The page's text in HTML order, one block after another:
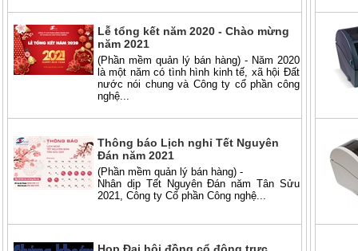
Lễ tổng kết năm 2020 - Chào mừng
năm 2021
(Phần mềm quản lý bán hàng) - Năm 2020
là một năm có tình hình kinh tế, xã hội Đất
nước nói chung và Công ty cổ phần công
nghệ...
Thông báo Lịch nghỉ Tết Nguyên
Đán năm 2021
(Phần mềm quản lý bán hàng) -
Nhân dịp Tết Nguyên Đán năm Tân Sửu
2021, Công ty Cổ phần Công nghệ...